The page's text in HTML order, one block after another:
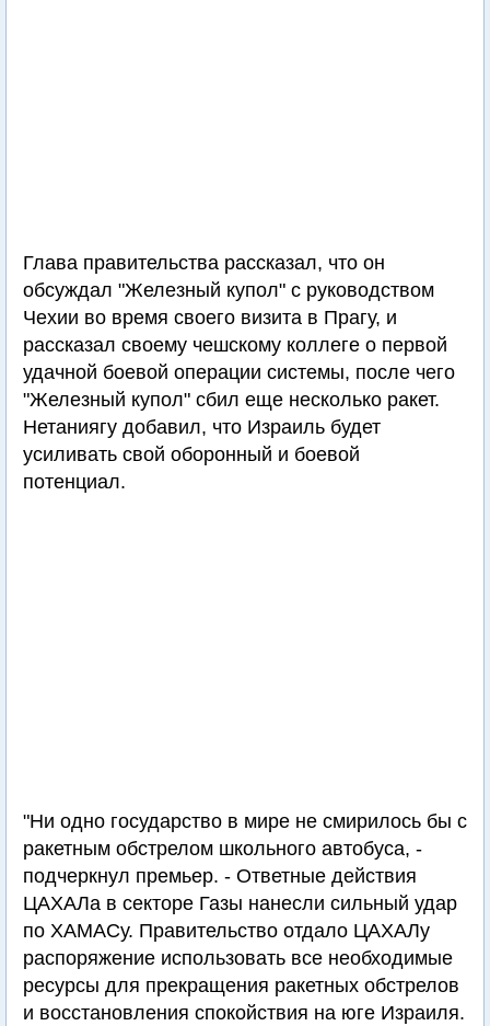
Глава правительства рассказал, что он
обсуждал "Железный купол" с руководством
Чехии во время своего визита в Прагу, и
рассказал своему чешскому коллеге о первой
удачной боевой операции системы, после чего
"Железный купол" сбил еще несколько ракет.
Нетаниягу добавил, что Израиль будет
усиливать свой оборонный и боевой
потенциал.
"Ни одно государство в мире не смирилось бы с
ракетным обстрелом школьного автобуса, -
подчеркнул премьер. - Ответные действия
ЦАХАЛа в секторе Газы нанесли сильный удар
по ХАМАСу. Правительство отдало ЦАХАЛу
распоряжение использовать все необходимые
ресурсы для прекращения ракетных обстрелов
и восстановления спокойствия на юге Израиля.